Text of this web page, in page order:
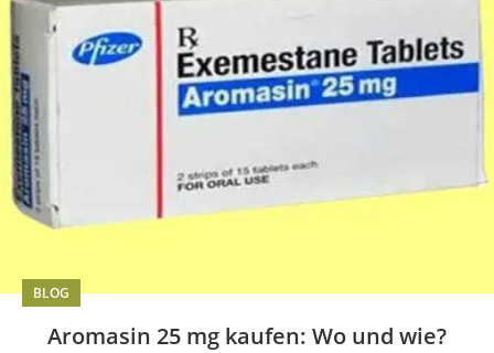
BLOG
Aromasin 25 mg kaufen: Wo und wie?